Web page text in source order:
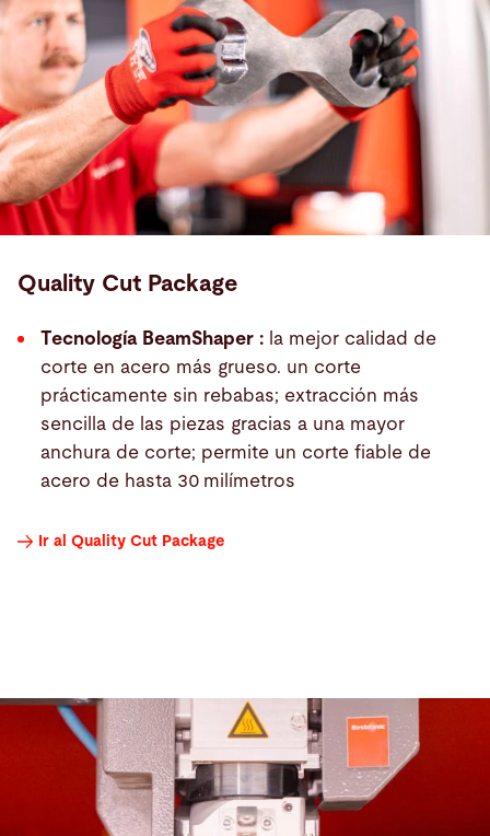
Quality Cut Package
Tecnología BeamShaper : la mejor calidad de
corte en acero más grueso. un corte
prácticamente sin rebabas; extracción más
sencilla de las piezas gracias a una mayor
anchura de corte; permite un corte fiable de
acero de hasta 30 milímetros
Ir al Quality Cut Package